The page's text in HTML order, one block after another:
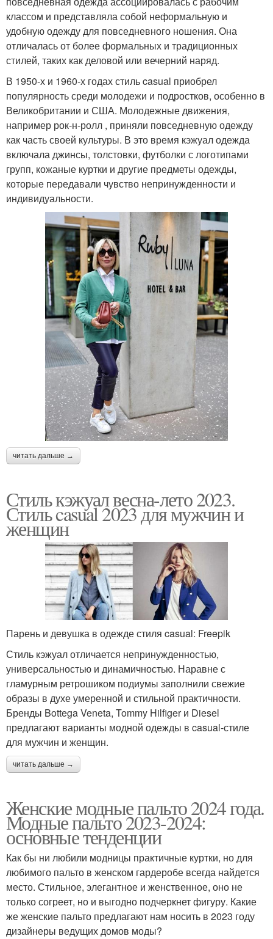
классом и представляла собой неформальную и
удобную одежду для повседневного ношения. Она
отличалась от более формальных и традиционных
стилей, таких как деловой или вечерний наряд.
В 1950-х и 1960-х годах стиль casual приобрел
популярность среди молодежи и подростков, особенно в
Великобритании и США. Молодежные движения,
например рок-н-ролл , приняли повседневную одежду
как часть своей культуры. В это время кэжуал одежда
включала джинсы, толстовки, футболки с логотипами
групп, кожаные куртки и другие предметы одежды,
которые передавали чувство непринужденности и
индивидуальности.
читать дальше →
Стиль кэжуал весна-лето 2023.
Стиль casual 2023 для мужчин и
женщин
Парень и девушка в одежде стиля casual: Freepik
Стиль кэжуал отличается непринужденностью,
универсальностью и динамичностью. Наравне с
гламурным ретрошиком подиумы заполнили свежие
образы в духе умеренной и стильной практичности.
Бренды Bottega Veneta, Tommy Hilfiger и Diesel
предлагают варианты модной одежды в casual-стиле
для мужчин и женщин.
читать дальше →
Женские модные пальто 2024 года.
Модные пальто 2023-2024:
основные тенденции
Как бы ни любили модницы практичные куртки, но для
любимого пальто в женском гардеробе всегда найдется
место. Стильное, элегантное и женственное, оно не
только согреет, но и выгодно подчеркнет фигуру. Какие
же женские пальто предлагают нам носить в 2023 году
дизайнеры ведущих домов моды?